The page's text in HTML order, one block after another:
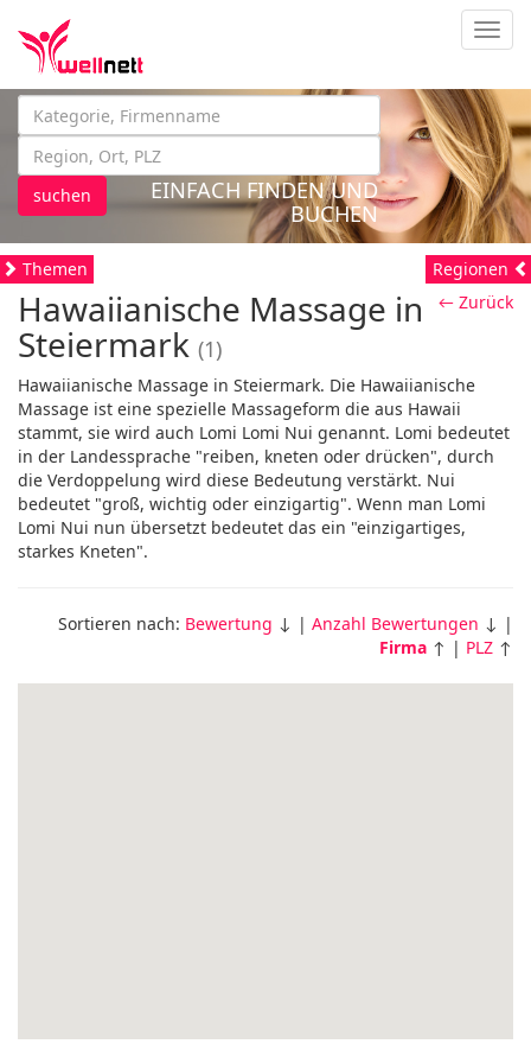
suchen
EINFACH FINDEN UND
BUCHEN
Themen
← Zurück
Hawaiianische Massage in
Steiermark (1)
Hawaiianische Massage in Steiermark. Die Hawaiianische
Massage ist eine spezielle Massageform die aus Hawaii
stammt, sie wird auch Lomi Lomi Nui genannt. Lomi bedeutet
in der Landessprache "reiben, kneten oder drücken", durch
die Verdoppelung wird diese Bedeutung verstärkt. Nui
bedeutet "groß, wichtig oder einzigartig". Wenn man Lomi
Lomi Nui nun übersetzt bedeutet das ein "einzigartiges,
starkes Kneten".
Sortieren nach: Bewertung ↓ | Anzahl Bewertungen ↓ |
Firma ↑ | PLZ ↑
Regionen